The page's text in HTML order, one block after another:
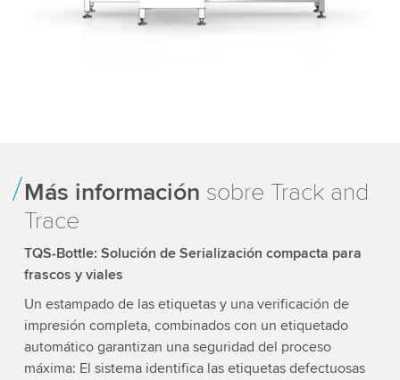
Más información sobre Track and
Trace
TQS-Bottle: Solución de Serialización compacta para
frascos y viales
Un estampado de las etiquetas y una verificación de
impresión completa, combinados con un etiquetado
automático garantizan una seguridad del proceso
máxima: El sistema identifica las etiquetas defectuosas